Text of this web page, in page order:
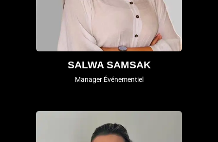
SALWA SAMSAK
Manager Événementiel